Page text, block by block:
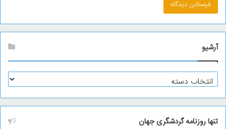
آرشیو
آ
ر
ش
ی
و
تنها روزنامه گردشگری جهان